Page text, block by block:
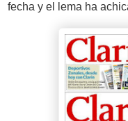
fecha y el lema ha